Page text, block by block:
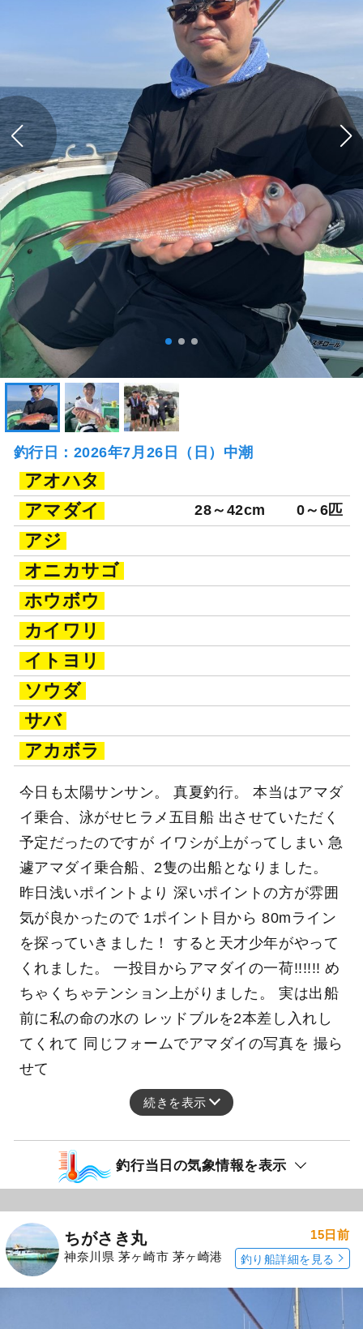
釣行日：2026年7月26日（日）中潮
アオハタ
アマダイ
28～42cm 0～6匹
アジ
オニカサゴ
ホウボウ
カイワリ
イトヨリ
ソウダ
サバ
アカボラ
今日も太陽サンサン。 真夏釣行。 本当はアマダ
イ乗合、泳がせヒラメ五目船 出させていただく
予定だったのですが イワシが上がってしまい 急
遽アマダイ乗合船、2隻の出船となりました。
昨日浅いポイントより 深いポイントの方が雰囲
気が良かったので 1ポイント目から 80mライン
を探っていきました！ すると天才少年がやって
くれました。 一投目からアマダイの一荷!!!!!! め
ちゃくちゃテンション上がりました。 実は出船
前に私の命の水の レッドブルを2本差し入れし
てくれて 同じフォームでアマダイの写真を 撮ら
せて
続きを表示
釣行当日の気象情報を表示
ちがさき丸
神奈川県 茅ヶ崎市 茅ヶ崎港
15日前
釣り船詳細を見る